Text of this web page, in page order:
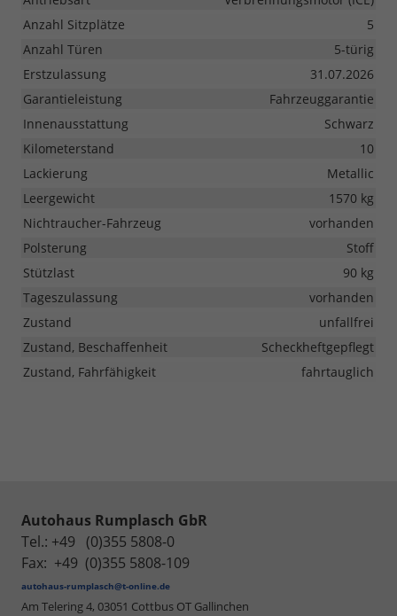
Anzahl Sitzplätze
5
Anzahl Türen
5-türig
Erstzulassung
31.07.2026
Garantieleistung
Fahrzeuggarantie
Innenausstattung
Schwarz
Kilometerstand
10
Lackierung
Metallic
Leergewicht
1570 kg
Nichtraucher-Fahrzeug
vorhanden
Polsterung
Stoff
Stützlast
90 kg
Tageszulassung
vorhanden
Zustand
unfallfrei
Zustand, Beschaffenheit
Scheckheftgepflegt
Zustand, Fahrfähigkeit
fahrtauglich
Autohaus Rumplasch GbR
Tel.: +49 (0)355 5808-0
Fax: +49 (0)355 5808-109
autohaus-rumplasch@t-online.de
Am Telering 4, 03051 Cottbus OT Gallinchen